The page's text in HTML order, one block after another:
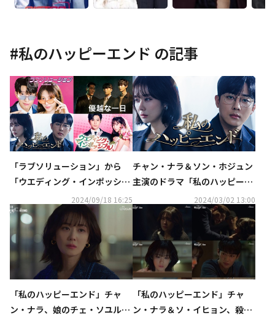
#私のハッピーエンド の記事
「ラブソリューション」から
「ウエディング・インポッシブ
ル」まで、人気ドラマ4作品が
全国のゲオショップにてDVD先
行レンタルを順次開始
2024/09/18 16:25
チャン・ナラ＆ソン・ホジュン
主演のドラマ「私のハッピーエ
ンド」3月6日よりU-NEXTオリ
ジナルとして日本初・独占配信
2024/03/02 13:00
「私のハッピーエンド」チャ
ン・ナラ、娘のチェ・ソユルが
「私のハッピーエンド」チャ
ン・ナラ＆ソ・イヒョン、殺伐